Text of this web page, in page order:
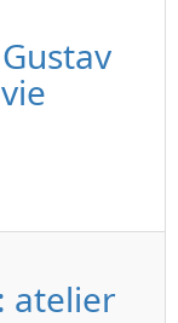
atelier